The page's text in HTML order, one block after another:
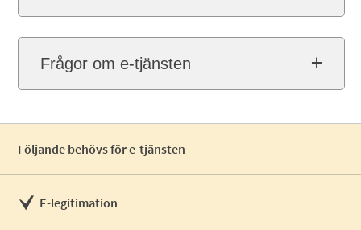
Frågor om e-tjänsten
Följande behövs för e-tjänsten
E-legitimation